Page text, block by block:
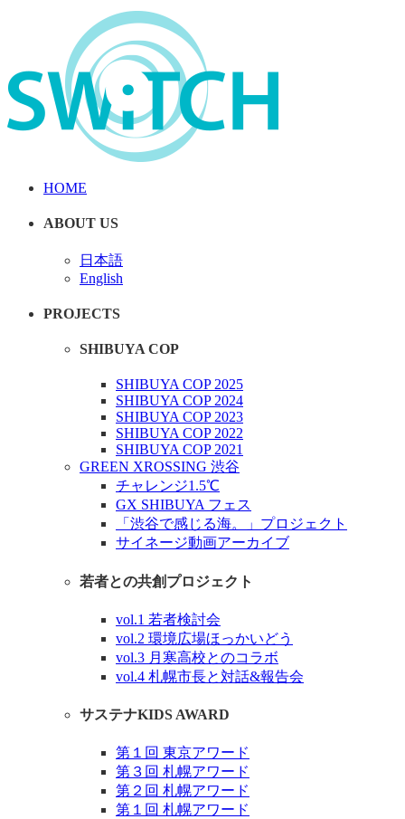
HOME
ABOUT US
日本語
English
PROJECTS
SHIBUYA COP
SHIBUYA COP 2025
SHIBUYA COP 2024
SHIBUYA COP 2023
SHIBUYA COP 2022
SHIBUYA COP 2021
GREEN XROSSING 渋谷
チャレンジ1.5℃
GX SHIBUYA フェス
「渋谷で感じる海。」プロジェクト
サイネージ動画アーカイブ
若者との共創プロジェクト
vol.1 若者検討会
vol.2 環境広場ほっかいどう
vol.3 月寒高校とのコラボ
vol.4 札幌市長と対話&報告会
サステナKIDS AWARD
第１回 東京アワード
第３回 札幌アワード
第２回 札幌アワード
第１回 札幌アワード